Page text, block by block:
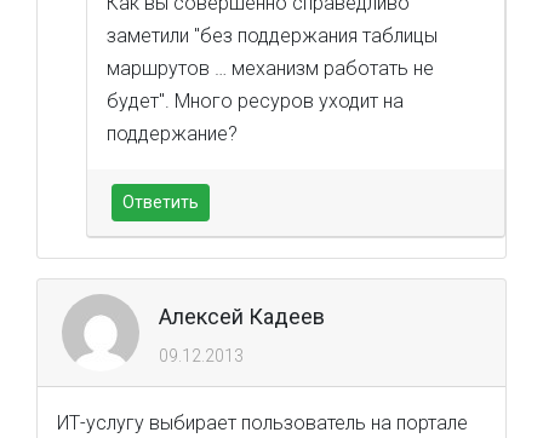
заметили "без поддержания таблицы
маршрутов … механизм работать не
будет". Много ресуров уходит на
поддержание?
Ответить
Алексей Кадеев
09.12.2013
ИТ-услугу выбирает пользователь на портале